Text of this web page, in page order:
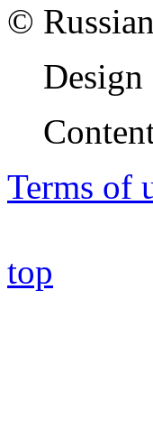
©
Design
Terms of
top